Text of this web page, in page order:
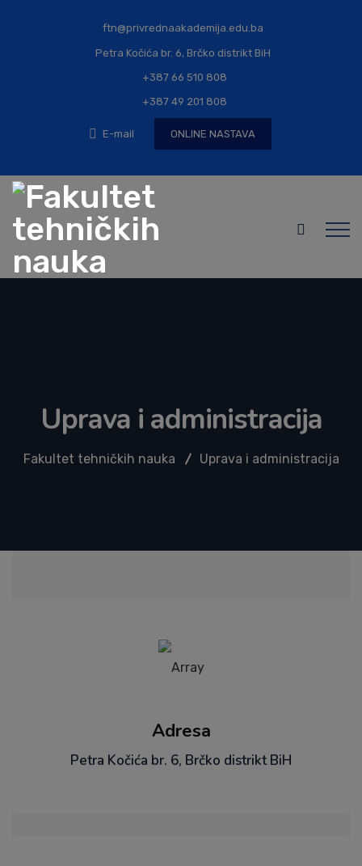
ftn@privrednaakademija.edu.ba
Petra Kočića br. 6, Brčko distrikt BiH
+387 66 510 808
+387 49 201 808
E-mail ONLINE NASTAVA
Uprava i administracija
Fakultet tehničkih nauka Uprava i administracija
Adresa
Petra Kočića br. 6, Brčko distrikt BiH